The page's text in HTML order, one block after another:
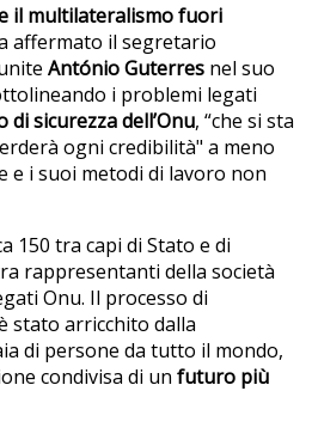
il multilateralismo fuori
affermato il segretario
António Guterres nel suo
i problemi legati
di sicurezza dell’Onu, “che si sta
ogni credibilità" a meno
e i suoi metodi di lavoro non
150 tra capi di Stato e di
rappresentanti della società
Onu. Il processo di
stato arricchito dalla
di persone da tutto il mondo,
condivisa di un futuro più